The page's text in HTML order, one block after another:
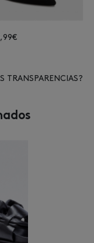
TRANSPARENCIAS?